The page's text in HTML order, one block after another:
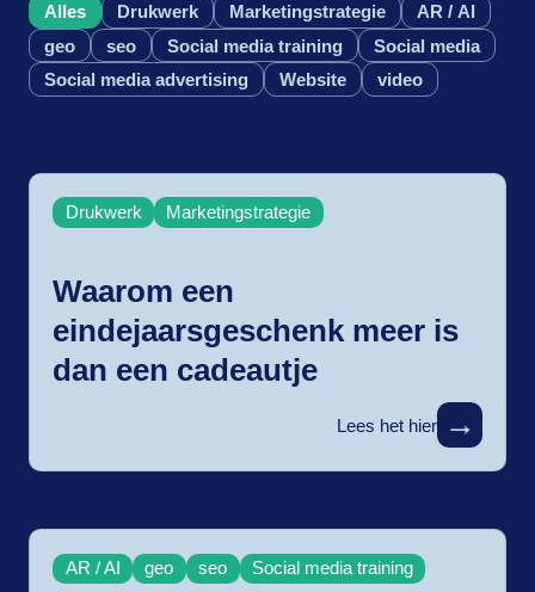
Alles Drukwerk Marketingstrategie
AR / AI
geo
seo Social media training
Social media
Social media advertising
Website video
Drukwerk Marketingstrategie
Waarom een
eindejaarsgeschenk meer is
dan een cadeautje
Lees het hier →
AR / AI geo seo Social media training